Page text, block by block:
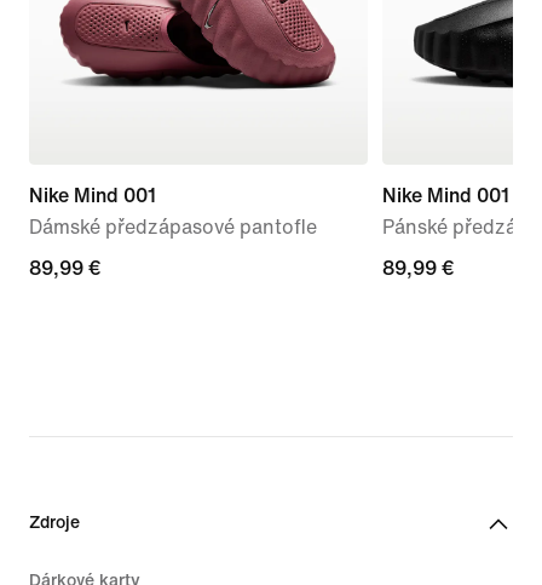
Nike Mind 001
Dámské předzápasové pantofle
89,99 €
89,99 €
Nike Mind 001
Pánské
89,99 €
89,99 €
Zdroje
Dárkové karty